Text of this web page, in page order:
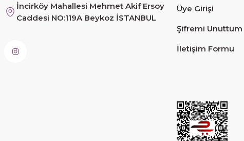
sorunsuz elime ulaştı teşekkürler
İncirköy Mahallesi Mehmet Akif Ersoy
Caddesi NO:119A Beykoz İSTANBUL
Üye Girişi
Şifremi Unuttum
İletişim Formu